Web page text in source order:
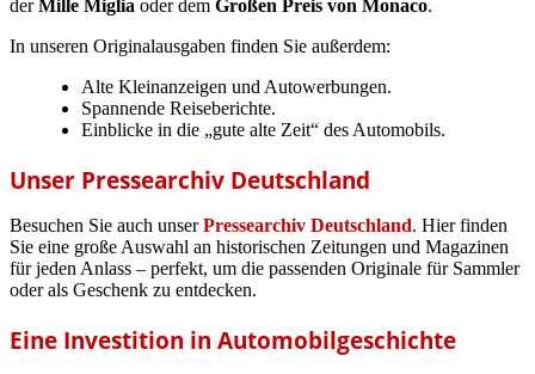
derMille Miglia oder dem Großen Preis von Monaco.
In unseren Originalausgaben finden Sie außerdem:
Alte Kleinanzeigen und Autowerbungen.
Spannende Reiseberichte.
Einblicke in die „gute alte Zeit“ des Automobils.
Unser Pressearchiv Deutschland
Besuchen Sie auch unserPressearchiv Deutschland. Hier finden
Sie eine große Auswahl an historischen Zeitungen und Magazinen
für jeden Anlass – perfekt, um die passenden Originale für Sammler
oder als Geschenk zu entdecken.
Eine Investition in Automobilgeschichte